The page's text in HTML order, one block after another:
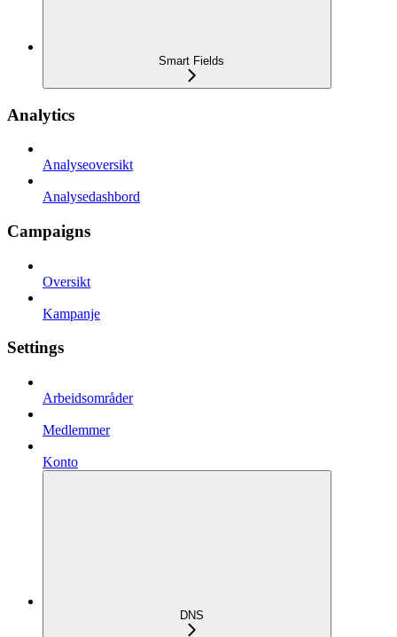
Smart Fields
Analytics
Analyseoversikt
Analysedashbord
Campaigns
Oversikt
Kampanje
Settings
Arbeidsområder
Medlemmer
Konto
DNS